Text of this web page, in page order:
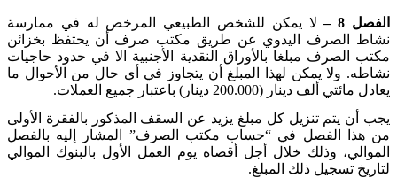
الفصل 8 –
لا يمكن للشخص الطبيعي المرخص له في ممارسة
نشاط الصرف اليدوي عن طريق مكتب صرف أن يحتفظ بخزائن
مكتب الصرف مبلغا بالأوراق النقدية الأجنبية الا في حدود حاجيات
نشاطه. ولا يمكن لهذا المبلغ أن يتجاوز في أي حال من الأحوال ما
يعادل مائتي ألف دينار (200.000 دينار) باعتبار جميع العملات
.
يجب أن يتم تنزيل كل مبلغ يزيد عن السقف المذكور بالفقرة الأولى
من هذا الفصل في “حساب مكتب الصرف” المشار إليه بالفصل
الموالي، وذلك خلال أجل أقصاه يوم العمل الأول بالبنوك الموالي
لتاريخ تسجيل ذلك المبلغ.